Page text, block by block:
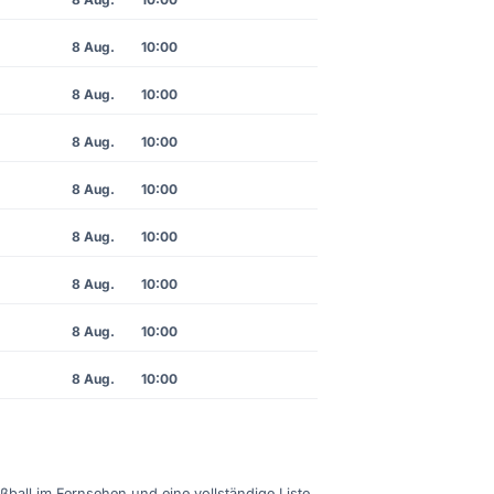
8 Aug. 10:00
8 Aug. 10:00
8 Aug. 10:00
8 Aug. 10:00
8 Aug. 10:00
8 Aug. 10:00
8 Aug. 10:00
8 Aug. 10:00